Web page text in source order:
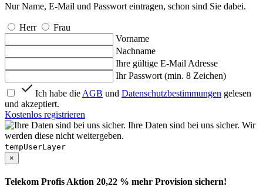
Nur Name, E-Mail und Passwort eintragen, schon sind Sie dabei.
Herr
Frau
Vorname
Nachname
Ihre gültige E-Mail Adresse
Ihr Passwort (min. 8 Zeichen)
Ich habe die AGB und Datenschutzbestimmungen gelesen
und akzeptiert.
Kostenlos registrieren
Ihre Daten sind bei uns sicher. Wir
werden diese nicht weitergeben.
tempUserLayer
×
Telekom Profis Aktion 20,22 % mehr Provision sichern!